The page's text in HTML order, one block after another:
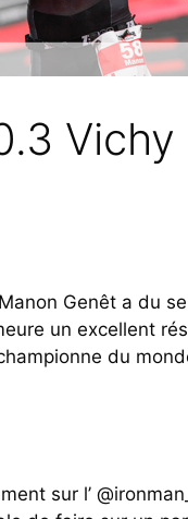
Vichy
Genêt a du se
un excellent
du
sur l’